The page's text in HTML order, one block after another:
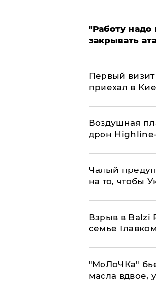
"Работу надо
закрывать
Первый
приехал в
Воздушная
дрон
Чалый
на то, чтобы
Взрыв в Balzi
семье
​"МоЛоЧКа"
масла вдвое,